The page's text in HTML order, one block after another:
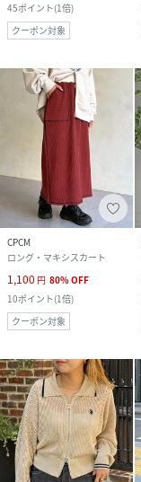
45ポイント(1倍)
クーポン対象
CPCM
ロング・マキシスカート
1,100 円 80%OFF
10ポイント(1倍)
クーポン対象